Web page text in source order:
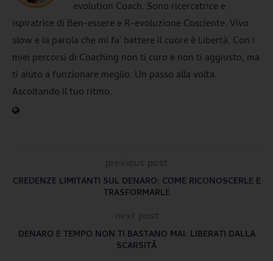
evolution Coach. Sono ricercatrice e
ispiratrice di Ben-essere e R-evoluzione Cosciente. Vivo
slow e la parola che mi fa' battere il cuore è Libertà. Con i
miei percorsi di Coaching non ti curo e non ti aggiusto, ma
ti aiuto a funzionare meglio. Un passo alla volta.
Ascoltando il tuo ritmo.
previous post
CREDENZE LIMITANTI SUL DENARO: COME RICONOSCERLE E
TRASFORMARLE
next post
DENARO E TEMPO NON TI BASTANO MAI: LIBERATI DALLA
SCARSITÀ